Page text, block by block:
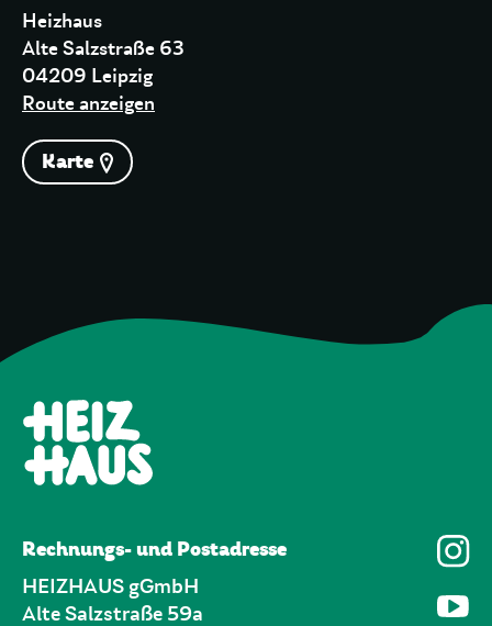
Heizhaus
Alte Salzstraße 63
04209 Leipzig
Route anzeigen
Karte
Rechnungs- und Postadresse
HEIZHAUS gGmbH
Alte Salzstraße 59a